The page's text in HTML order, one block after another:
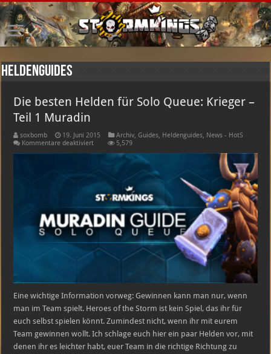
Heldenguides
Die besten Helden für Solo Queue: Krieger –
Teil 1 Muradin
soxbomb 19. Juni 2015 Archiv,Guides, Heldenguides, News - HotS
Kommentare deaktiviertfür
Solo
Krieger
–
Teil
Muradin
5,579
Eine wichtige Information vorweg: Gewinnen kann man nur, wenn
man im Team spielt. Heroes of the Storm ist kein Spiel, das ihr für
euch selbst spielen könnt. Zumindest nicht, wenn ihr mit eurem
Team gewinnen wollt. Ich schlage euch hier ein paar Helden vor, mit
denen ihr es leichter habt, euer Team in die richtige Richtung zu